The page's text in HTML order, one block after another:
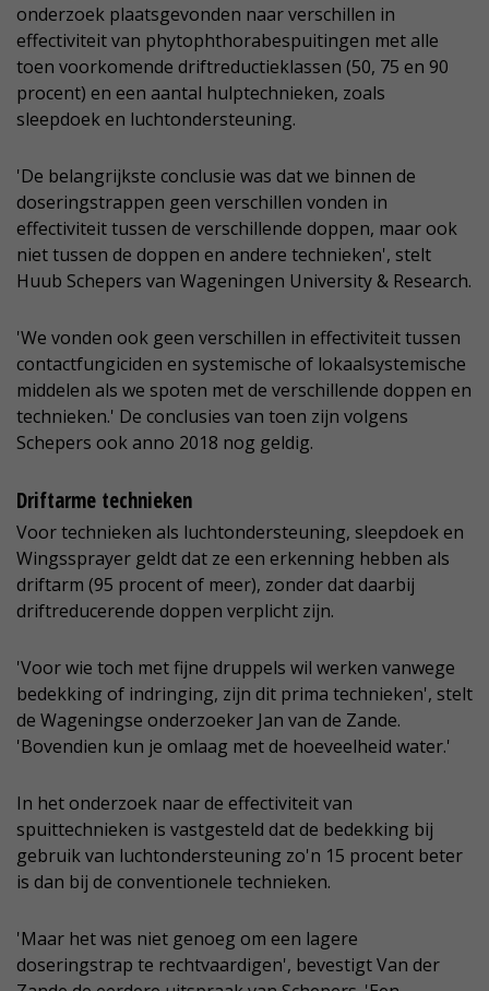
onderzoek plaatsgevonden naar verschillen in
effectiviteit van phytophthorabespuitingen met alle
toen voorkomende driftreductieklassen (50, 75 en 90
procent) en een aantal hulptechnieken, zoals
sleepdoek en luchtondersteuning.
'De belangrijkste conclusie was dat we binnen de
doseringstrappen geen verschillen vonden in
effectiviteit tussen de verschillende doppen, maar ook
niet tussen de doppen en andere technieken', stelt
Huub Schepers van Wageningen University & Research.
'We vonden ook geen verschillen in effectiviteit tussen
contactfungiciden en systemische of lokaalsystemische
middelen als we spoten met de verschillende doppen en
technieken.' De conclusies van toen zijn volgens
Schepers ook anno 2018 nog geldig.
Driftarme technieken
Voor technieken als luchtondersteuning, sleepdoek en
Wingssprayer geldt dat ze een erkenning hebben als
driftarm (95 procent of meer), zonder dat daarbij
driftreducerende doppen verplicht zijn.
'Voor wie toch met fijne druppels wil werken vanwege
bedekking of indringing, zijn dit prima technieken', stelt
de Wageningse onderzoeker Jan van de Zande.
'Bovendien kun je omlaag met de hoeveelheid water.'
In het onderzoek naar de effectiviteit van
spuittechnieken is vastgesteld dat de bedekking bij
gebruik van luchtondersteuning zo'n 15 procent beter
is dan bij de conventionele technieken.
'Maar het was niet genoeg om een lagere
doseringstrap te rechtvaardigen', bevestigt Van der